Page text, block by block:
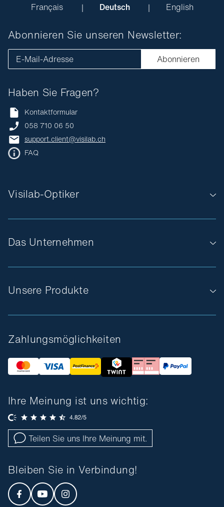
Français Deutsch English
Das Unternehmen
Unsere Produkte
Visilab-Optiker
Haben Sie Fragen?
Kontaktformular
058 710 06 50
support.client@visilab.ch
FAQ
Abonnieren Sie unseren Newsletter:
E-Mail-Adresse Abonnieren
Zahlungsmöglichkeiten
Ihre Meinung ist uns wichtig:
Teilen Sie uns Ihre Meinung mit.
Bleiben Sie in Verbindung!